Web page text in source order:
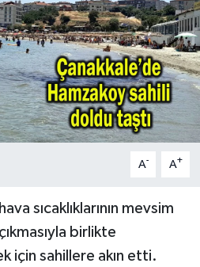
A- A+
sıcaklıklarının mevsim
birlikte
için sahillere akın etti.